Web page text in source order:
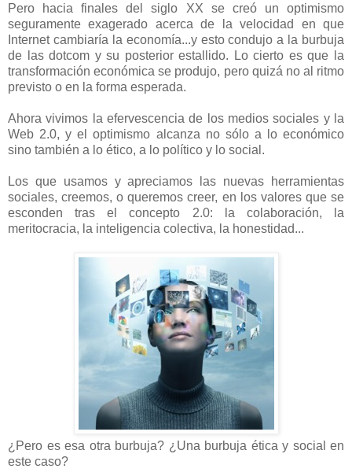
Pero hacia finales del siglo XX se creó un optimismo
seguramente exagerado acerca de la velocidad en que
Internet cambiaría la economía...y esto condujo a la burbuja
de las dotcom y su posterior estallido. Lo cierto es que la
transformación económica se produjo, pero quizá no al ritmo
previsto o en la forma esperada.
Ahora vivimos la efervescencia de los medios sociales y la
Web 2.0, y el optimismo alcanza no sólo a lo económico
sino también a lo ético, a lo político y lo social.
Los que usamos y apreciamos las nuevas herramientas
sociales, creemos, o queremos creer, en los valores que se
esconden tras el concepto 2.0: la colaboración, la
meritocracia, la inteligencia colectiva, la honestidad...
¿Pero es esa otra burbuja? ¿Una burbuja ética y social en
este caso?